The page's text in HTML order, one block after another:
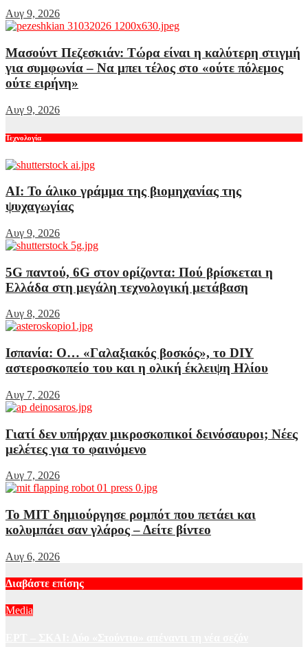
Αυγ 9, 2026
Μασούντ Πεζεσκιάν: Τώρα είναι η καλύτερη στιγμή
για συμφωνία – Να μπει τέλος στο «ούτε πόλεμος
ούτε ειρήνη»
Αυγ 9, 2026
Τεχνολογία
AI: Το άλικο γράμμα της βιομηχανίας της
ψυχαγωγίας
Αυγ 9, 2026
5G παντού, 6G στον ορίζοντα: Πού βρίσκεται η
Ελλάδα στη μεγάλη τεχνολογική μετάβαση
Αυγ 8, 2026
Ισπανία: Ο… «Γαλαξιακός βοσκός», το DIY
αστεροσκοπείο του και η ολική έκλειψη Ηλίου
Αυγ 7, 2026
Γιατί δεν υπήρχαν μικροσκοπικοί δεινόσαυροι; Νέες
μελέτες για το φαινόμενο
Αυγ 7, 2026
Το MIT δημιούργησε ρομπότ που πετάει και
κολυμπάει σαν γλάρος – Δείτε βίντεο
Αυγ 6, 2026
Διαβάστε επίσης
Media